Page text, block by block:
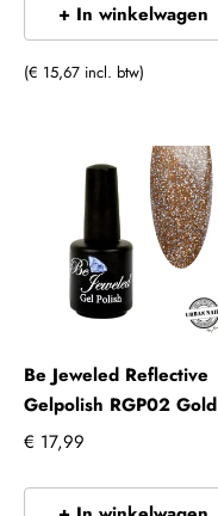
+ In winkelwagen
(€ 15,67 incl. btw)
Be Jeweled Reflective
Gelpolish RGP02 Gold
€ 17,99